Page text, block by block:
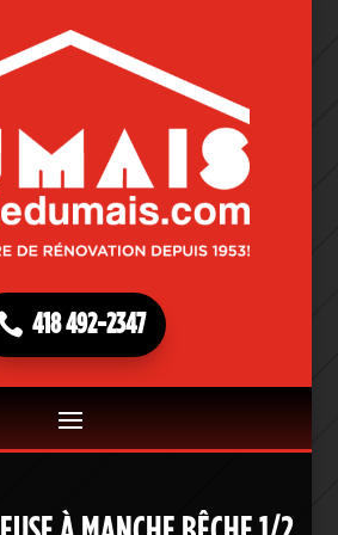
418 492-2347